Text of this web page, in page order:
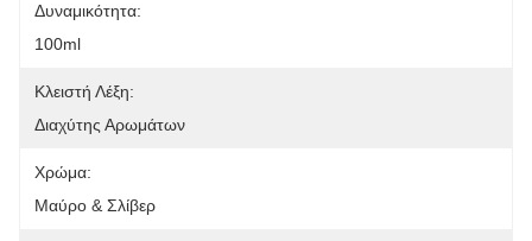
Δυναμικότητα:
100ml
Κλειστή Λέξη:
Διαχύτης Αρωμάτων
Χρώμα:
Μαύρο & Σλίβερ